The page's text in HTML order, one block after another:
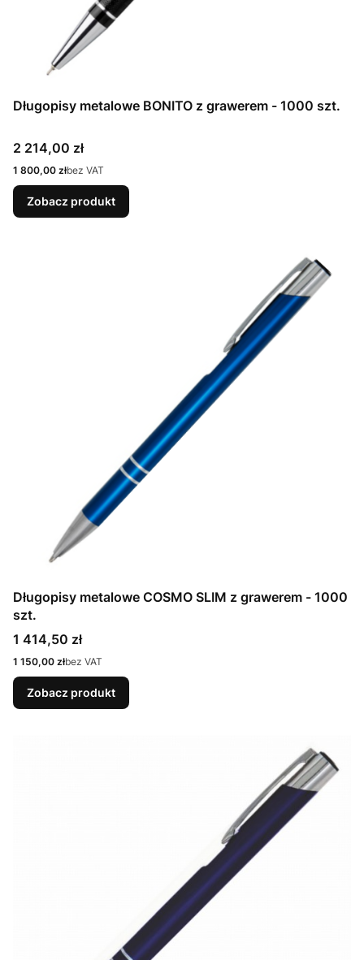
Długopisy metalowe BONITO z grawerem - 1000 szt.
Cena
2 214,00 zł
Cena
1 800,00 złbez VAT
Zobacz produkt
Długopisy metalowe COSMO SLIM z grawerem - 1000
szt.
Cena
1 414,50 zł
Cena
1 150,00 złbez VAT
Zobacz produkt